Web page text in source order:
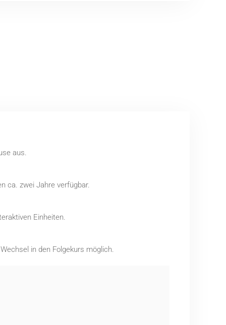
aus.
ca. zwei Jahre verfügbar.
Einheiten.
in den Folgekurs möglich.